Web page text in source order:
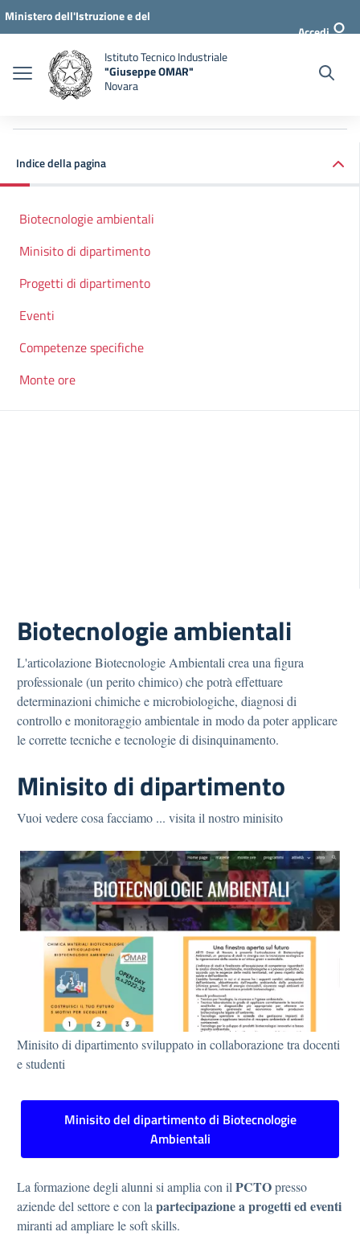
Vai al menu di navigazione
Vai ai contenuti
Vai al footer
Ministero dell'Istruzione e del
Accedi
Istituto Tecnico Industriale
"Giuseppe OMAR"
Novara
Indice della pagina
Biotecnologie ambientali
Minisito di dipartimento
Progetti di dipartimento
Eventi
Competenze specifiche
Monte ore
Biotecnologie ambientali
L'articolazione Biotecnologie Ambientali crea una figura
professionale (un perito chimico) che potrà effettuare
determinazioni chimiche e microbiologiche, diagnosi di
controllo e monitoraggio ambientale in modo da poter applicare
le corrette tecniche e tecnologie di disinquinamento.
Minisito di dipartimento
Vuoi vedere cosa facciamo ... visita il nostro minisito
Minisito di dipartimento sviluppato in collaborazione tra docenti
e studenti
Minisito del dipartimento di Biotecnologie
Ambientali
La formazione degli alunni si amplia con il PCTOpresso
aziende del settore e con la partecipazione a progetti ed eventi
miranti ad ampliare le soft skills.